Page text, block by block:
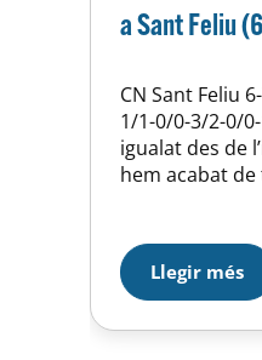
a Sant Feliu
CN Sant Feliu
1/1-0/0-3/2-0/
igualat des de
hem acabat
defensa molt
ha permes
que els gols
poc a poc.
Llegir més